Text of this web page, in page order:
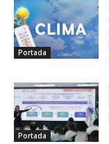
Portada
Portada